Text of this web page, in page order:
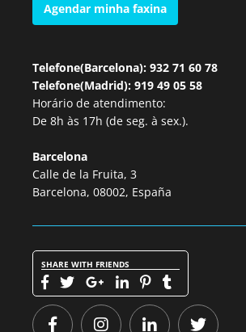
Agendar minha faxina
Telefone(Barcelona): 932 71 60 78
Telefone(Madrid): 919 49 05 58
Horário de atendimento:
De 8h às 17h (de seg. à sex.).
Barcelona
Calle de la Fruita, 3
Barcelona, 08002, España
SHARE WITH FRIENDS